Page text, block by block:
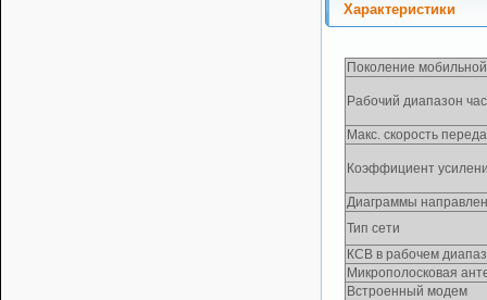
Характеристики
Поколение
Рабочий диапазон
Макс. скорость
Коэффициент
Диаграммы
Тип сети
КСВ в рабочем
Микрополосковая
Встроенный модем